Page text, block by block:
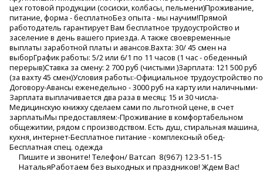
цех готовой продукции (сосиски, колбасы, пельмени)Проживание,
питание, форма - бесплатноБез опыта - мы научим!Прямой
работодатель гарантирует Вам бесплатное трудоустройство и
заселение в день вашего приезда. А также своевременные
выплаты заработной платы и авансов.Вахта: 30/ 45 смен на
выборГрафик работы: 5/2 или 6/1 по 11 часов (1 час - обеденный
перерыв)Ставка за смену: 2 700 руб (чистыми )Зарплата: 121 500 руб
(за вахту 45 смен)Условия работы:-Официальное трудоустройство по
Договору-Авансы еженедельно - 3000 руб на карту или наличными-
Зарплата выплачивается два раза в месяц: 15 и 30 числа-
Медицинскую книжку сделаем сами по льготной цене, в счет
зарплатыМы предоставляем:-Проживание в комфортабельном
общежитии, рядом с производством. Есть душ, стиральная машина,
кухня, интернет-Бесплатное питание - комплексный обед-
Бесплатная спец. одежда
Пишите и звоните! Телефон/ Ватсап 8(967) 123-51-15
НатальяРаботаем без выходных и праздников! Ждем Вас!